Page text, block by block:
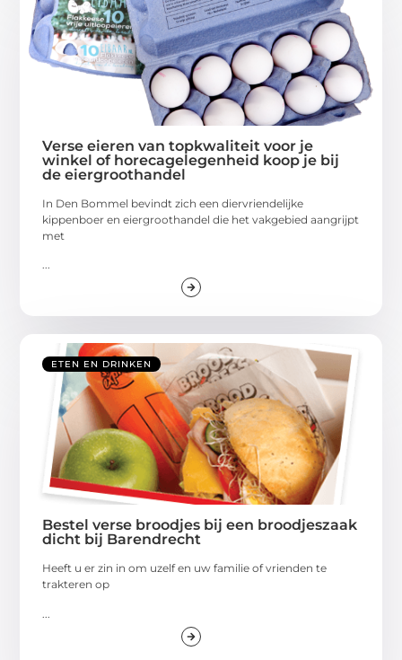
Verse eieren van topkwaliteit voor je
winkel of horecagelegenheid koop je bij
de eiergroothandel
In Den Bommel bevindt zich een diervriendelijke
kippenboer en eiergroothandel die het vakgebied aangrijpt
met
...
ETEN EN DRINKEN
Bestel verse broodjes bij een broodjeszaak
dicht bij Barendrecht
Heeft u er zin in om uzelf en uw familie of vrienden te
trakteren op